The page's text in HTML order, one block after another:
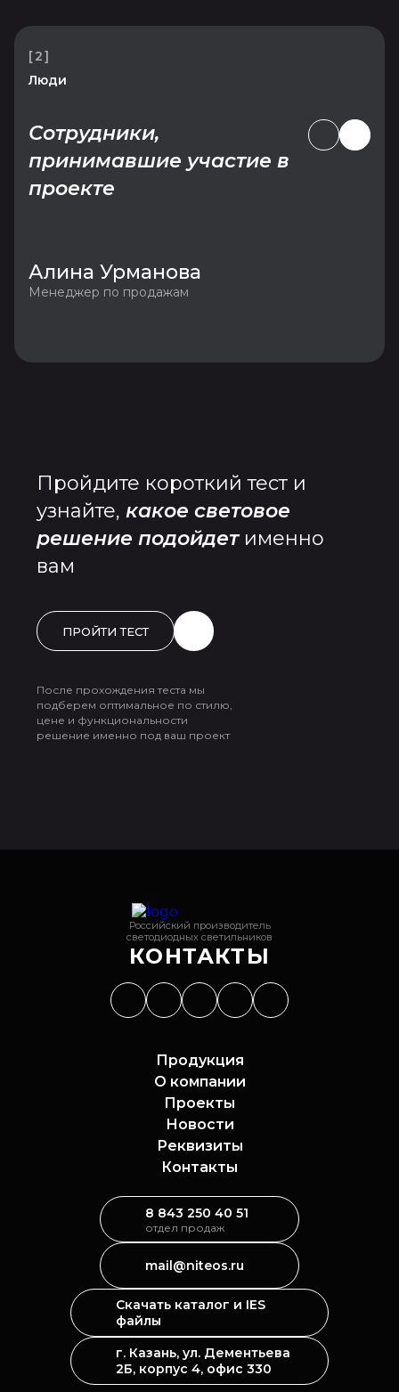
[2]
Люди
Сотрудники,
принимавшие участие в
проекте
Алина Урманова
Менеджер по продажам
Пройдите короткий тест и
узнайте, какое световое
решение подойдетименно
вам
ПРОЙТИ ТЕСТ
После прохождения теста мы
подберем оптимальное по стилю,
цене и функциональности
решение именно под ваш проект
Российский производитель
светодиодных светильников
КОНТАКТЫ
Скачать каталог и IES
файлы
г. Казань, ул. Дементьева
2Б, корпус 4, офис 330
Продукция
О компании
Проекты
Новости
Реквизиты
Контакты
8 843 250 40 51
отдел продаж
mail@niteos.ru